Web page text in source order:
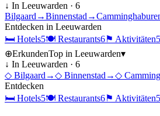
↓ In Leeuwarden · 6
Bilgaard →Binnenstad →
Entdecken in Leeuwarden
🛏 Hotels5🍽 Restaurants6⚑ Aktivitäten5
⊕ErkundenTop in Leeuwarden▾
↓ In Leeuwarden · 6
◇ Bilgaard →◇ Binnenstad →◇
Entdecken
🛏 Hotels5🍽 Restaurants6⚑ Aktivitäten5